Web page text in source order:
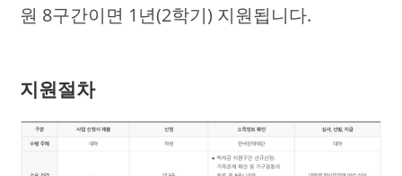
원 8구간이면 1년(2학기) 지원됩니다.
지원절차